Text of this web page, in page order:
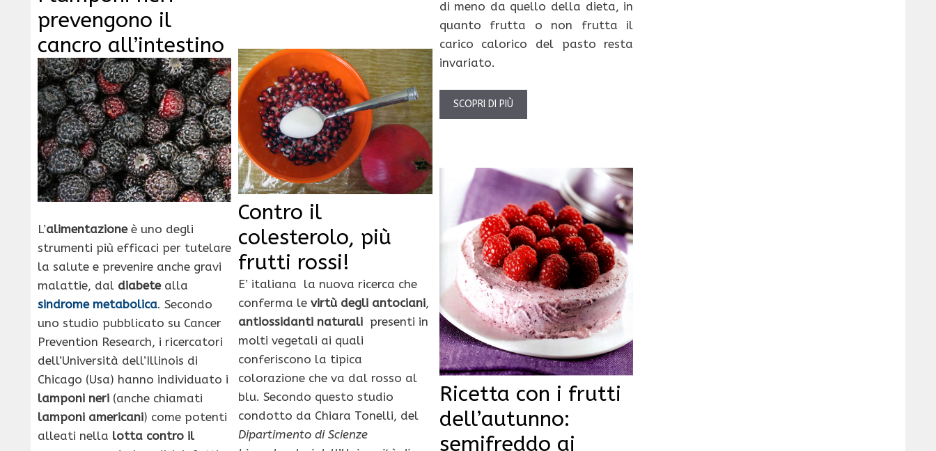
di meno da quello della dieta, in
quanto frutta o non frutta il
carico calorico del pasto resta
invariato.
SCOPRI DI PIÙ
prevengono il
cancro all’intestino
L’alimentazione è uno degli
strumenti più efficaci per tutelare
la salute e prevenire anche gravi
malattie, dal diabete alla
sindrome metabolica. Secondo
uno studio pubblicato su Cancer
Prevention Research, i ricercatori
dell’Università dell’Illinois di
Chicago (Usa) hanno individuato i
lamponi neri (anche chiamati
lamponi americani) come potenti
alleati nella lotta contro il
Contro il
colesterolo, più
frutti rossi!
E’ italiana la nuova ricerca che
conferma levirtù degli antociani,
antiossidanti naturali presenti in
molti vegetali ai quali
conferiscono la tipica
colorazione che va dal rosso al
blu. Secondo questo studio
condotto da Chiara Tonelli, del
Dipartimento di Scienze
Ricetta con i frutti
dell’autunno:
semifreddo ai